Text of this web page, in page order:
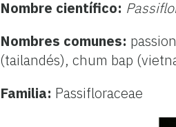
Nombre científico:
Nombres comunes:
(tailandés), chum bap
Familia: Passifloraceae